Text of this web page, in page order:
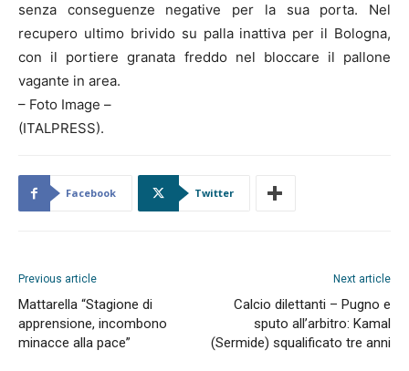
senza conseguenze negative per la sua porta. Nel
recupero ultimo brivido su palla inattiva per il Bologna,
con il portiere granata freddo nel bloccare il pallone
vagante in area.
– Foto Image –
(ITALPRESS).
Facebook Twitter
Previous article
Mattarella “Stagione di
apprensione, incombono
minacce alla pace”
Next article
Calcio dilettanti – Pugno e
sputo all’arbitro: Kamal
(Sermide) squalificato tre anni